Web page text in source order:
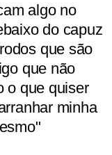
algo no
do capuz
que são
que não
o que quiser
minha